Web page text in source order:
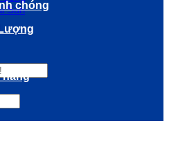
Sảnchóng
hàng